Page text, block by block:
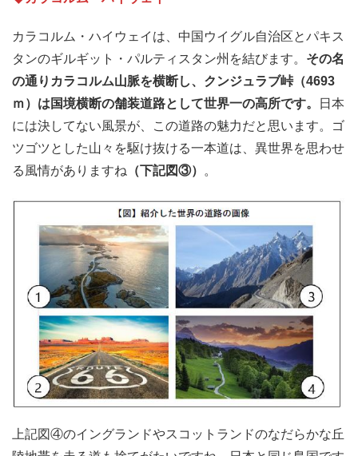
カラコルム・ハイウェイは、中国ウイグル自治区とパキス
タンのギルギット・パルティスタン州を結びます。 その名
の通りカラコルム山脈を横断し、クンジュラブ峠（4693
ｍ）は国境横断の舗装道路として世界一の高所です。
日本
には決してない風景が、この道路の魅力だと思います。ゴ
ツゴツとした山々を駆け抜ける一本道は、異世界を思わせ
る風情がありますね （下記図③） 。
上記図④のイングランドやスコットランドのなだらかな丘